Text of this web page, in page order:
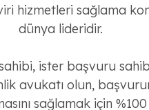
hizmetleri sağlama
dünya lideridir.
ister başvuru
avukatı olun,
sağlamak için